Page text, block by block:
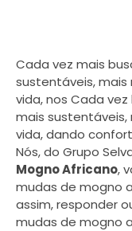
Cada vez mais
sustentáveis,
vida, nos Cada
mais
vida, dando
Nós, do Grupo
Mogno Africano,
mudas de mogno
assim, responder
mudas de mogno